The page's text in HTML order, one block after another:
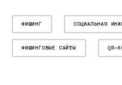
ФИШИНГ СОЦИАЛЬНАЯ
ФИШИНГОВЫЕ САЙТЫ QR-